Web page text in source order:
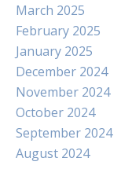
March 2025
February 2025
January 2025
December 2024
November 2024
October 2024
September 2024
August 2024